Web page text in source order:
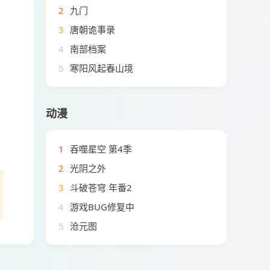
2 九门
3 唐朝诡事录
4 南部档案
5 寒阳风起春山境
动漫
1
吞噬星空 第4季
2 光阴之外
3 斗破苍穹 年番2
4 游戏BUG修复中
5 沧元图